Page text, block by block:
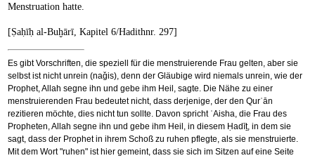
Menstruation hatte.
[Ṣaḥīḥ al-Buḫārī, Kapitel 6/Hadithnr. 297]
Es gibt Vorschriften, die speziell für die menstruierende Frau gelten, aber sie
selbst ist nicht unrein (naǧis), denn der Gläubige wird niemals unrein, wie der
Prophet, Allah segne ihn und gebe ihm Heil, sagte. Die Nähe zu einer
menstruierenden Frau bedeutet nicht, dass derjenige, der den Qurʾān
rezitieren möchte, dies nicht tun sollte. Davon spricht ʿAisha, die Frau des
Propheten, Allah segne ihn und gebe ihm Heil, in diesem Ḥadīṯ, in dem sie
sagt, dass der Prophet in ihrem Schoß zu ruhen pflegte, als sie menstruierte.
Mit dem Wort "ruhen" ist hier gemeint, dass sie sich im Sitzen auf eine Seite